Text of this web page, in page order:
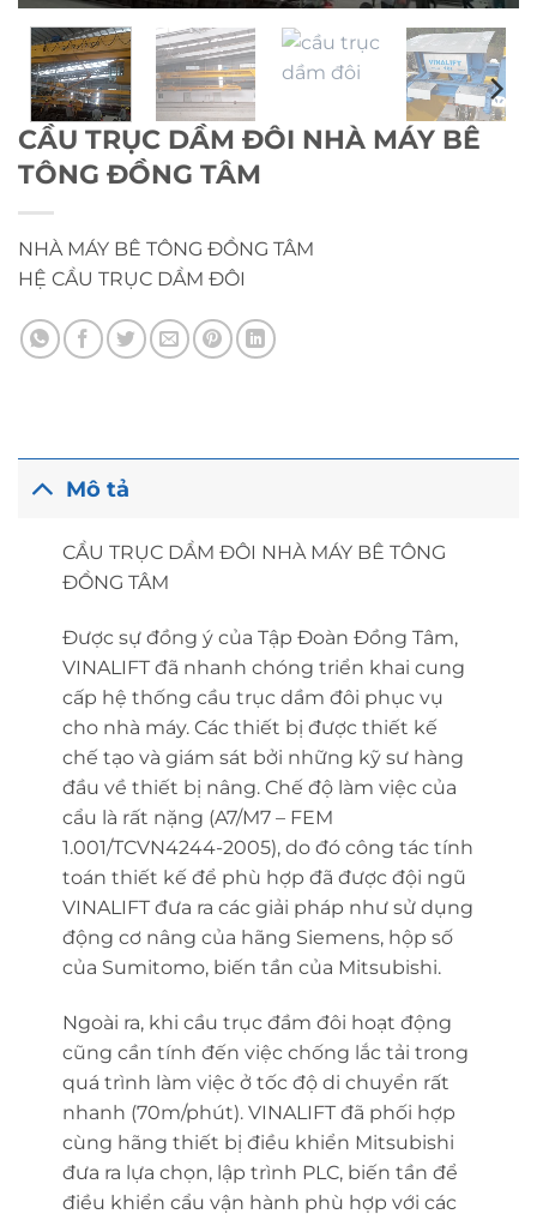
CẦU TRỤC DẦM ĐÔI NHÀ MÁY BÊ
TÔNG ĐỒNG TÂM
NHÀ MÁY BÊ TÔNG ĐỒNG TÂM
HỆ CẦU TRỤC DẦM ĐÔI
Mô tả
CẦU TRỤC DẦM ĐÔI NHÀ MÁY BÊ TÔNG
ĐỒNG TÂM
Được sự đồng ý của Tập Đoàn Đồng Tâm,
VINALIFT đã nhanh chóng triển khai cung
cấp hệ thống cầu trục dầm đôi phục vụ
cho nhà máy. Các thiết bị được thiết kế
chế tạo và giám sát bởi những kỹ sư hàng
đầu về thiết bị nâng. Chế độ làm việc của
cẩu là rất nặng (A7/M7 – FEM
1.001/TCVN4244-2005), do đó công tác tính
toán thiết kế để phù hợp đã được đội ngũ
VINALIFT đưa ra các giải pháp như sử dụng
động cơ nâng của hãng Siemens, hộp số
của Sumitomo, biến tần của Mitsubishi.
Ngoài ra, khi cầu trục đầm đôi hoạt động
cũng cần tính đến việc chống lắc tải trong
quá trình làm việc ở tốc độ di chuyển rất
nhanh (70m/phút). VINALIFT đã phối hợp
cùng hãng thiết bị điều khiển Mitsubishi
đưa ra lựa chọn, lập trình PLC, biến tần để
điều khiển cẩu vận hành phù hợp với các